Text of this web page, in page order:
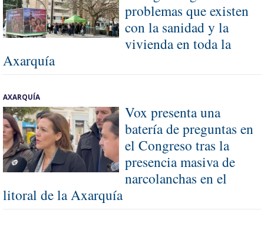
problemas que existen
con la sanidad y la
vivienda en toda la
Axarquía
AXARQUÍA
Vox presenta una
batería de preguntas en
el Congreso tras la
presencia masiva de
narcolanchas en el
litoral de la Axarquía